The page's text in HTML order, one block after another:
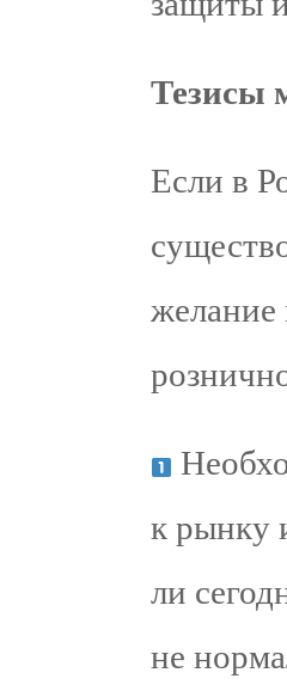
Тезисы
Если в
желание
к рынку
ли
не